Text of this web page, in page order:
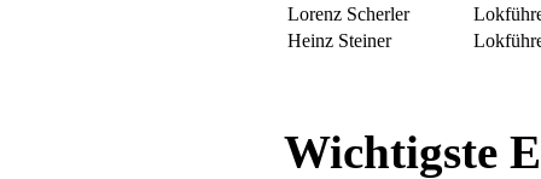
Lorenz Scherler
Heinz Steiner
Wichtigste